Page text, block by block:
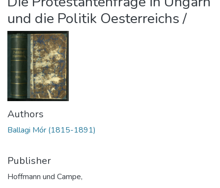
Statistics
About us
und die Politik Oesterreichs /
Authors
Ballagi Mór (1815-1891)
Publisher
Hoffmann und Campe,